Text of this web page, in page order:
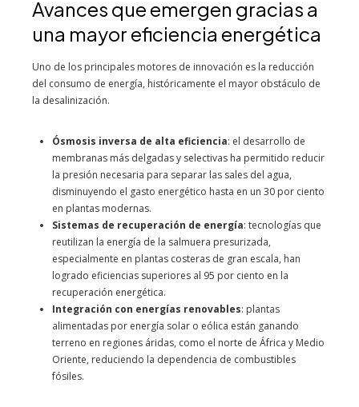
Avances que emergen gracias a
una mayor eficiencia energética
Uno de los principales motores de innovación es la reducción
del consumo de energía, históricamente el mayor obstáculo de
la desalinización.
Ósmosis inversa de alta eficiencia: el desarrollo de
membranas más delgadas y selectivas ha permitido reducir
la presión necesaria para separar las sales del agua,
disminuyendo el gasto energético hasta en un 30 por ciento
en plantas modernas.
Sistemas de recuperación de energía: tecnologías que
reutilizan la energía de la salmuera presurizada,
especialmente en plantas costeras de gran escala, han
logrado eficiencias superiores al 95 por ciento en la
recuperación energética.
Integración con energías renovables: plantas
alimentadas por energía solar o eólica están ganando
terreno en regiones áridas, como el norte de África y Medio
Oriente, reduciendo la dependencia de combustibles
fósiles.